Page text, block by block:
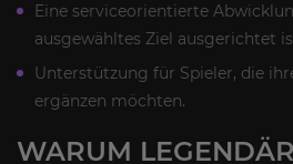
Eine serviceorientierte
ausgewähltes Ziel ausgerichtet
Unterstützung für Spieler, die
ergänzen möchten.
WARUM